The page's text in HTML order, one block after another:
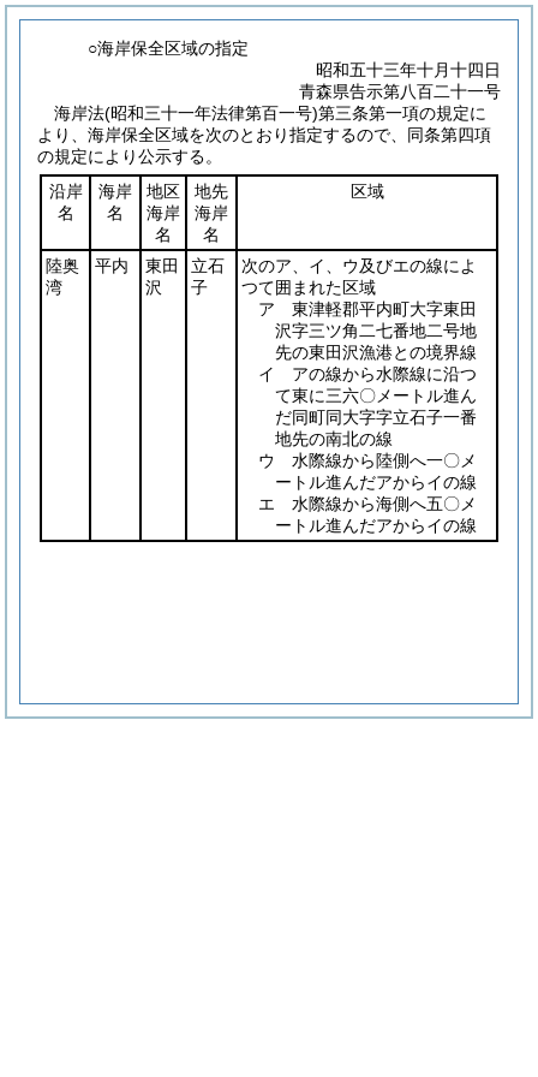
○海岸保全区域の指定
昭和五十三年十月十四日
青森県告示第八百二十一号
海岸法(昭和三十一年法律第百一号)第三条第一項の規定に
より、海岸保全区域を次のとおり指定するので、同条第四項
の規定により公示する。
沿岸
名
海岸
名
地区
海岸
名
地先
海岸
名
区域
陸奥
湾
平内
東田
沢
立石
子
次のア、イ、ウ及びエの線によ
つて囲まれた区域
ア 東津軽郡平内町大字東田
沢字三ツ角二七番地二号地
先の東田沢漁港との境界線
イ アの線から水際線に沿つ
て東に三六〇メートル進ん
だ同町同大字字立石子一番
地先の南北の線
ウ 水際線から陸側へ一〇メ
ートル進んだアからイの線
エ 水際線から海側へ五〇メ
ートル進んだアからイの線